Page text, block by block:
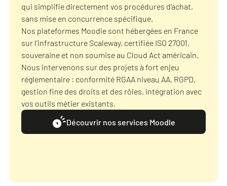
qui simplifie directement vos procédures d’achat,
sans mise en concurrence spécifique.
Nos plateformes Moodle sont hébergées en France
sur l’infrastructure Scaleway, certifiée ISO 27001,
souveraine et non soumise au Cloud Act américain.
Nous intervenons sur des projets à fort enjeu
réglementaire : conformité RGAA niveau AA, RGPD,
gestion fine des droits et des rôles, intégration avec
vos outils métier existants.
Découvrir nos services Moodle